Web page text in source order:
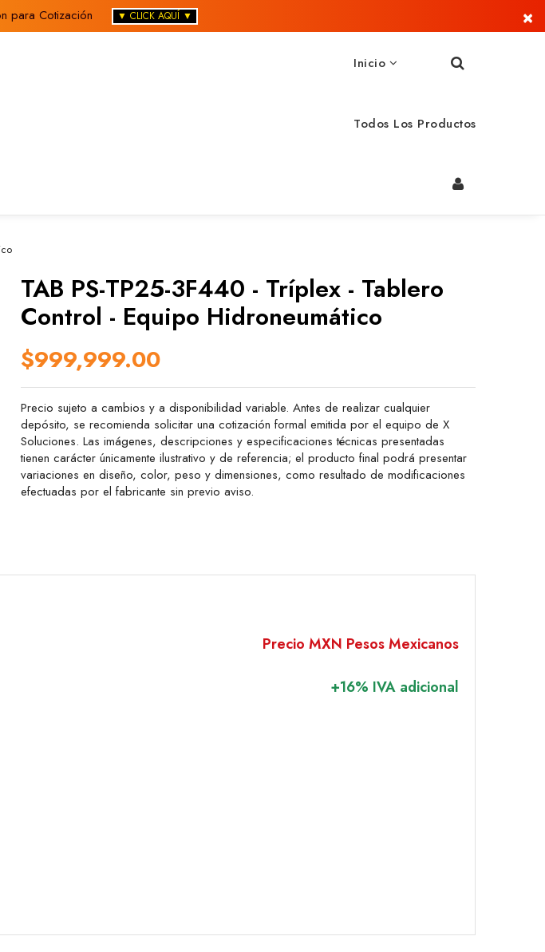
×
para Cotización ▼ CLICK AQUÍ ▼
Inicio
Todos Los Productos
TAB PS-TP25-3F440 - Tríplex - Tablero
Control - Equipo Hidroneumático
$999,999.00
Precio sujeto a cambios y a disponibilidad variable. Antes de realizar cualquier
depósito, se recomienda solicitar una cotización formal emitida por el equipo de X
Soluciones. Las imágenes, descripciones y especificaciones técnicas presentadas
tienen carácter únicamente ilustrativo y de referencia; el producto final podrá presentar
variaciones en diseño, color, peso y dimensiones, como resultado de modificaciones
efectuadas por el fabricante sin previo aviso.
Precio MXN Pesos Mexicanos
+16% IVA adicional